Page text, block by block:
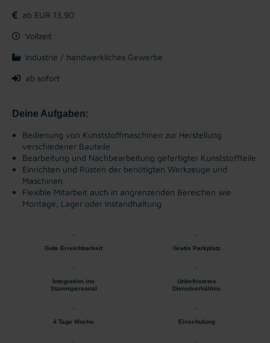
ab EUR 13,90
Vollzeit
Industrie / handwerkliches Gewerbe
ab sofort
Deine Aufgaben:
Bedienung von Kunststoffmaschinen zur Herstellung
verschiedener Bauteile
Bearbeitung und Nachbearbeitung gefertigter Kunststoffteile
Einrichten und Rüsten der benötigten Werkzeuge und
Maschinen
Flexible Mitarbeit auch in angrenzenden Bereichen wie
Montage, Lager oder Instandhaltung
Gute Erreichbarkeit Gratis Parkplatz
Integration ins
Stammpersonal
Unbefristetes
Dienstverhältnis
4 Tage Woche Einschulung